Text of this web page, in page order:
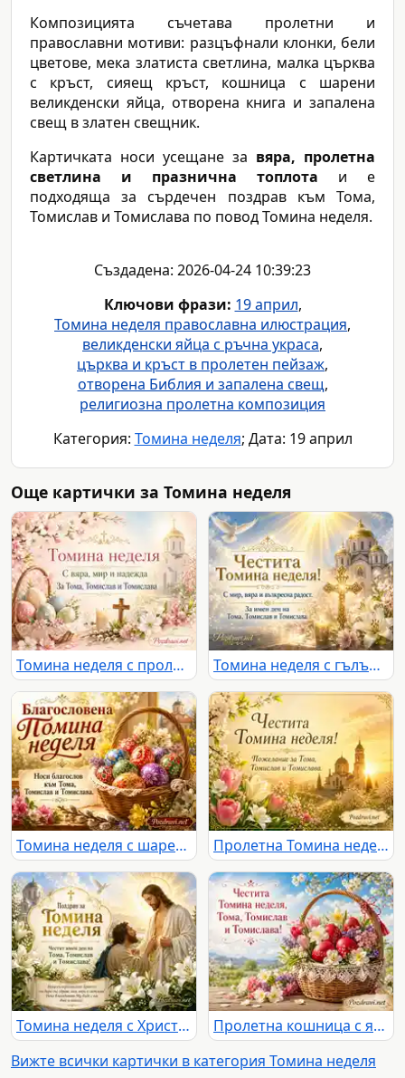
Композицията съчетава пролетни и
православни мотиви: разцъфнали клонки, бели
цветове, мека златиста светлина, малка църква
с кръст, сияещ кръст, кошница с шарени
великденски яйца, отворена книга и запалена
свещ в златен свещник.
Картичката носи усещане за вяра, пролетна
светлина и празнична топлота и е
подходяща за сърдечен поздрав към Тома,
Томислав и Томислава по повод Томина неделя.
Създадена: 2026-04-24 10:39:23
Ключови фрази: 19 април,
Томина неделя православна илюстрация,
великденски яйца с ръчна украса,
църква и кръст в пролетен пейзаж,
отворена Библия и запалена свещ,
религиозна пролетна композиция
Категория: Томина неделя; Дата: 19 април
Още картички за Томина неделя
Томина неделя с пролетни цветя, яйца, кръст и сияещ православен храм Томина неделя с гълъб, храм и златен кръст
Томина неделя с шарени яйца, кошница и пролетен православен пейзаж Пролетна Томина неделя с храм, изгрев и цветя
Томина неделя с Христос, апостол Тома и имен ден на Тома, Томислав и Томислава
Пролетна кошница с яйца и поздрав за Томина неделя
Вижте всички картички в категория Томина неделя